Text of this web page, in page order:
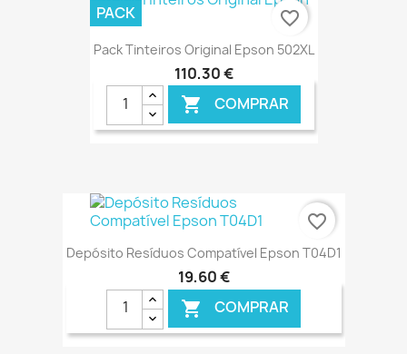
Pack Tinteiros Original Epson 502XL
110,30 €
 COMPRAR
PACK favorite_border
Depósito Resíduos Compatível Epson T04D1
19,60 €
 COMPRAR
favorite_border